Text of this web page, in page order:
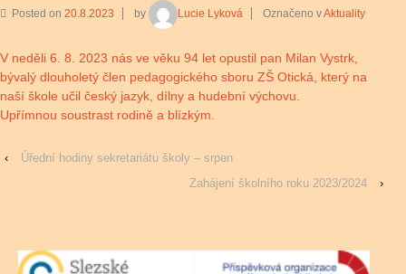
Posted on 20.8.2023 by Lucie Lyková Označeno vAktuality
V neděli 6. 8. 2023 nás ve věku 94 let opustil pan Milan Vystrk,
bývalý dlouholetý člen pedagogického sboru ZŠ Otická, který na
naší škole učil český jazyk, dílny a hudební výchovu.
Upřímnou soustrast rodině a blízkým.
‹
Úřední hodiny sekretariátu školy – srpen
Zahájení školního roku 2023/2024
›